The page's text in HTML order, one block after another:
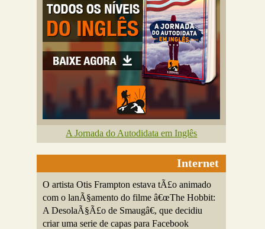
A Jornada do Autodidata em Inglês
Internet
O artista Otis Frampton estava tÃ£o animado
com o lanÃ§amento do filme â€œThe Hobbit:
A DesolaÃ§Ã£o de Smaugâ€, que decidiu
criar uma serie de capas para Facebook